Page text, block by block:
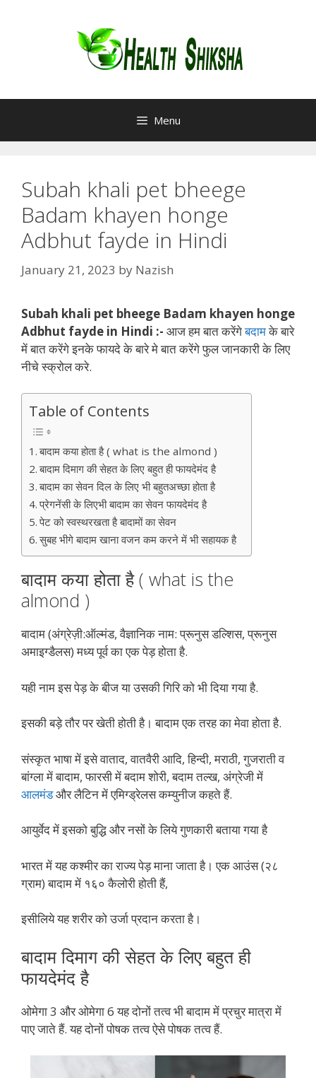
Menu
Subah khali pet bheege
Badam khayen honge
Adbhut fayde in Hindi
January 21, 2023 by Nazish
Subah khali pet bheege Badam khayen honge
Adbhut fayde in Hindi :- आज हम बात करेंगेबदामके बारे
में बात करेंगे इनके फायदे के बारे मे बात करेंगे फुल जानकारी के लिए
नीचे स्क्रोल करे.
Table of Contents
बादाम कया होता है ( what is the almond )
बादाम दिमाग की सेहत के लिए बहुत ही फायदेमंद है
बादाम का सेवन दिल के लिए भी बहुतअच्छा होता है
प्रेगनेंसी के लिएभी बादाम का सेवन फायदेमंद है
पेट को स्वस्थरखता है बादामों का सेवन
सुबह भीगे बादाम खाना वजन कम करने में भी सहायक है
बादाम कया होता है ( what is the
almond )
बादाम (अंग्रेज़ी:ऑल्मंड, वैज्ञानिक नाम: प्रूनुस डल्शिस, प्रूनुस
अमाइग्डैलस) मध्य पूर्व का एक पेड़ होता है.
यही नाम इस पेड़ के बीज या उसकी गिरि को भी दिया गया है.
इसकी बड़े तौर पर खेती होती है। बादाम एक तरह का मेवा होता है.
संस्कृत भाषा में इसे वाताद, वातवैरी आदि, हिन्दी, मराठी, गुजराती व
बांग्ला में बादाम, फारसी में बदाम शोरी, बदाम तल्ख, अंग्रेजी में
आलमंडऔर लैटिन में एमिग्ड्रेलस कम्युनीज कहते हैं.
आयुर्वेद में इसको बुद्धि और नसों के लिये गुणकारी बताया गया है
भारत में यह कश्मीर का राज्य पेड़ माना जाता है। एक आउंस (२८
ग्राम) बादाम में १६० कैलोरी होती हैं,
इसीलिये यह शरीर को उर्जा प्रदान करता है।
बादाम दिमाग की सेहत के लिए बहुत ही
फायदेमंद है
ओमेगा 3 और ओमेगा 6 यह दोनों तत्व भी बादाम में प्रचुर मात्रा में
पाए जाते हैं. यह दोनों पोषक तत्व ऐसे पोषक तत्व हैं.